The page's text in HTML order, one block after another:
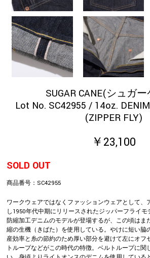
SUGAR CANE(シュガ
Lot No. SC42955 / 14oz.
(ZIPPER FLY)
￥23,100
SOLD OUT
商品番号： SC42955
ワークウェアではなくファッションウェアとして、
し1950年代中期にリリースされたジッパーフライ
防縮加工デニムのモデルが登場するが、この頃はま
縮の生機（きばた）を使用している。やけに短い脇
産効率と糸の節約のため厚い部分を避けて左にオフ
トループなどがこの時代の特徴。ベルトループに関